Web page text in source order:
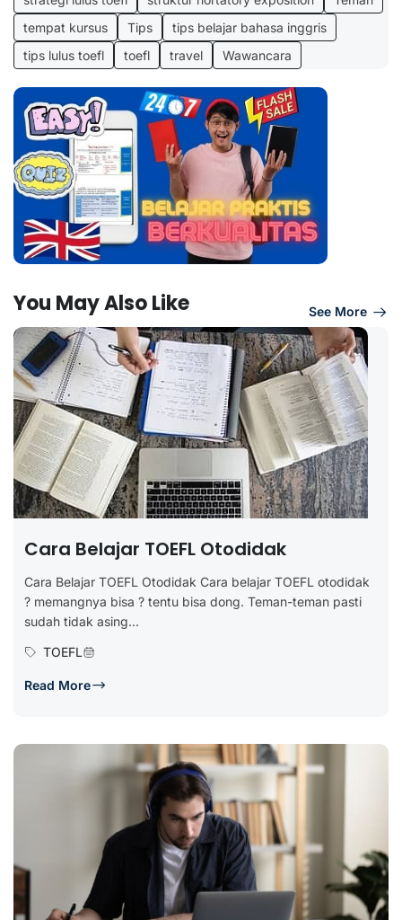
tempat kursus
Tips
tips belajar bahasa inggris
tips lulus toefl
toefl travel Wawancara
You May Also Like See More
Cara Belajar TOEFL Otodidak
Cara Belajar TOEFL Otodidak Cara belajar TOEFL otodidak
? memangnya bisa ? tentu bisa dong. Teman-teman pasti
sudah tidak asing...
TOEFL
Read More